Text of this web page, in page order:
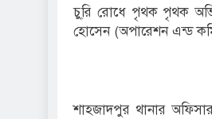
চু্রি রোধে পৃথক পৃথক
হোসেন (অপারেশন এন্ড
শাহজাদপুর থানার